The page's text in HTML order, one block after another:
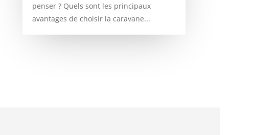
penser ? Quels sont les principaux
avantages de choisir la caravane...